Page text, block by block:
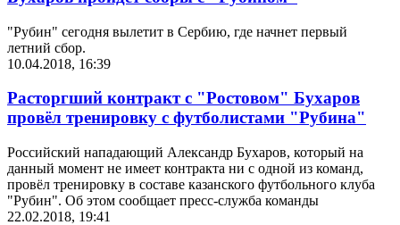
"Рубин" сегодня вылетит в Сербию, где начнет первый
летний сбор.
10.04.2018, 16:39
Расторгший контракт с "Ростовом" Бухаров
провёл тренировку с футболистами "Рубина"
Российский нападающий Александр Бухаров, который на
данный момент не имеет контракта ни с одной из команд,
провёл тренировку в составе казанского футбольного клуба
"Рубин". Об этом сообщает пресс-служба команды
22.02.2018, 19:41